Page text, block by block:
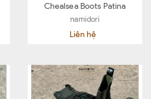
Chealsea Boots Patina
namidori
Liên hệ